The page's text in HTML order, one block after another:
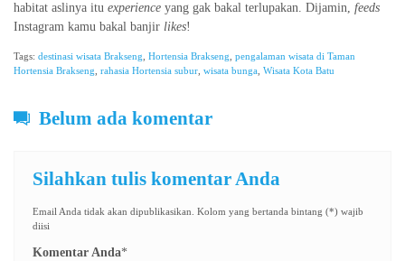
habitat aslinya itu experience yang gak bakal terlupakan. Dijamin, feeds
Instagram kamu bakal banjir likes!
Tags: destinasi wisata Brakseng, Hortensia Brakseng, pengalaman wisata di Taman
Hortensia Brakseng, rahasia Hortensia subur, wisata bunga, Wisata Kota Batu
Belum ada komentar
Silahkan tulis komentar Anda
Email Anda tidak akan dipublikasikan. Kolom yang bertanda bintang (*) wajib
diisi
Komentar Anda*